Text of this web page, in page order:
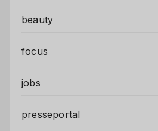
beauty
focus
jobs
presseportal